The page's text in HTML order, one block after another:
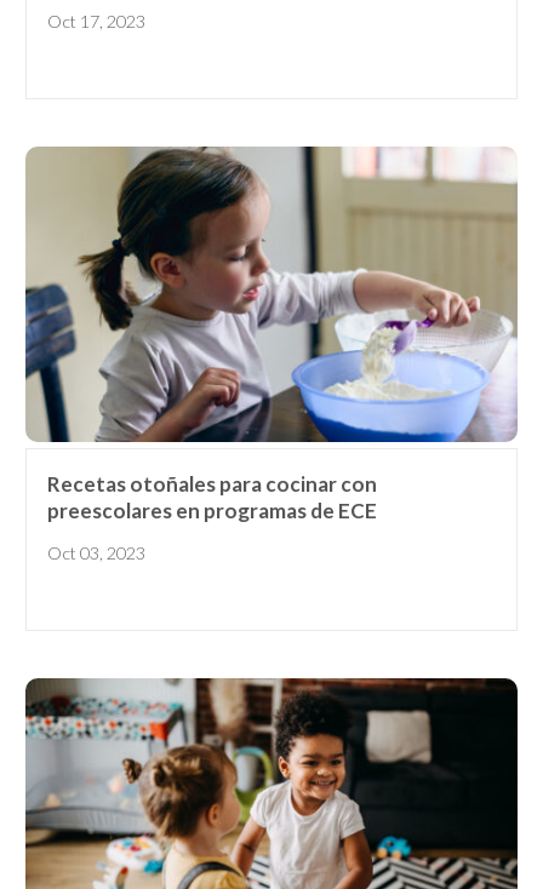
Oct 17, 2023
Recetas otoñales para cocinar con
preescolares en programas de ECE
Oct 03, 2023